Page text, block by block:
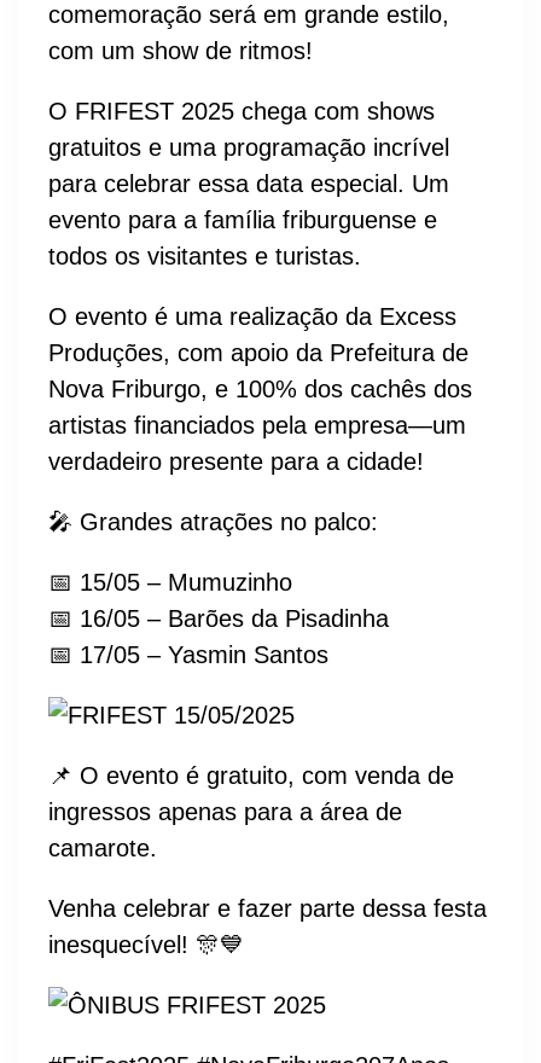
comemoração será em grande estilo,
com um show de ritmos!
O FRIFEST 2025 chega com shows
gratuitos e uma programação incrível
para celebrar essa data especial. Um
evento para a família friburguense e
todos os visitantes e turistas.
O evento é uma realização da Excess
Produções, com apoio da Prefeitura de
Nova Friburgo, e 100% dos cachês dos
artistas financiados pela empresa—um
verdadeiro presente para a cidade!
🎤 Grandes atrações no palco:
📅 15/05 – Mumuzinho
📅 16/05 – Barões da Pisadinha
📅 17/05 – Yasmin Santos
📌 O evento é gratuito, com venda de
ingressos apenas para a área de
camarote.
Venha celebrar e fazer parte dessa festa
inesquecível! 🎊💙